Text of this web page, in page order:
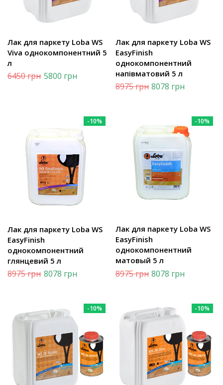
Лак для паркету Loba WS
Viva однокомпонентний 5
л
6450грн 5800 грн
Лак для паркету Loba WS
EasyFinish
однокомпонентний
напівматовий 5 л
8975грн 8078 грн
-10%
Лак для паркету Loba WS
EasyFinish
однокомпонентний
глянцевий 5 л
8975грн 8078 грн
-10%
Лак для паркету Loba WS
EasyFinish
однокомпонентний
матовый 5 л
8975грн 8078 грн
-10% -10%